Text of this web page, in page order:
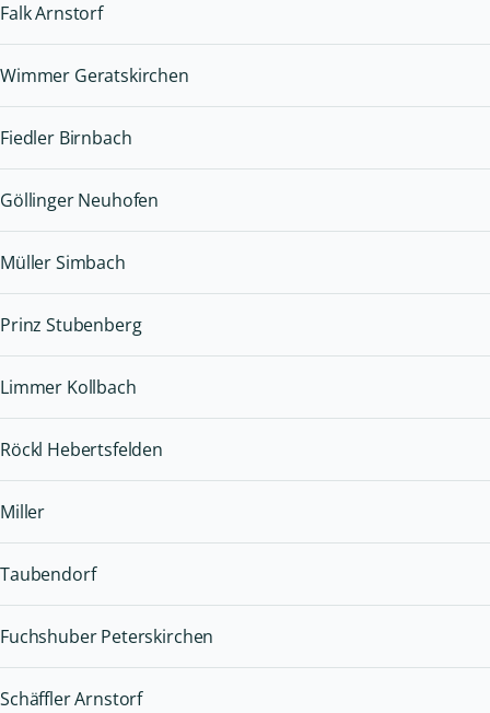
Falk Arnstorf
Wimmer Geratskirchen
Fiedler Birnbach
Göllinger Neuhofen
Müller Simbach
Prinz Stubenberg
Limmer Kollbach
Röckl Hebertsfelden
Miller
Taubendorf
Fuchshuber Peterskirchen
Schäffler Arnstorf